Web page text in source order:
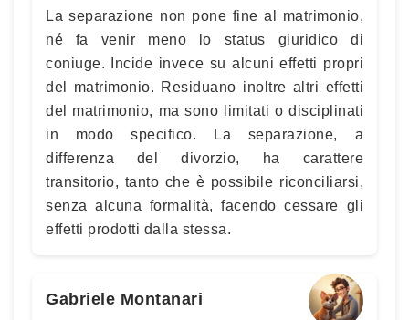
La separazione non pone fine al matrimonio,
né fa venir meno lo status giuridico di
coniuge. Incide invece su alcuni effetti propri
del matrimonio. Residuano inoltre altri effetti
del matrimonio, ma sono limitati o disciplinati
in modo specifico. La separazione, a
differenza del divorzio, ha carattere
transitorio, tanto che è possibile riconciliarsi,
senza alcuna formalità, facendo cessare gli
effetti prodotti dalla stessa.
Gabriele Montanari